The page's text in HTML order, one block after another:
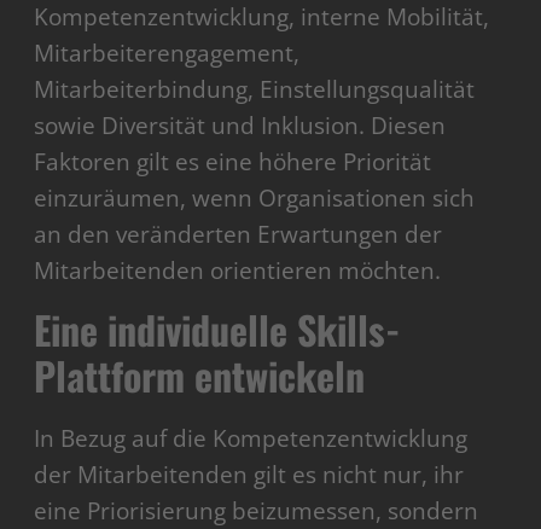
Kompetenzentwicklung, interne Mobilität,
Mitarbeiterengagement,
Mitarbeiterbindung, Einstellungsqualität
sowie Diversität und Inklusion. Diesen
Faktoren gilt es eine höhere Priorität
einzuräumen, wenn Organisationen sich
an den veränderten Erwartungen der
Mitarbeitenden orientieren möchten.
Eine individuelle Skills-
Plattform entwickeln
In Bezug auf die Kompetenzentwicklung
der Mitarbeitenden gilt es nicht nur, ihr
eine Priorisierung beizumessen, sondern